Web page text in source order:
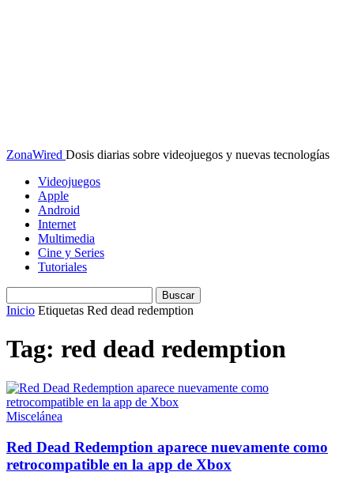
ZonaWired Dosis diarias sobre videojuegos y nuevas tecnologías
Videojuegos
Apple
Android
Internet
Multimedia
Cine y Series
Tutoriales
Inicio Etiquetas Red dead redemption
Tag: red dead redemption
Miscelánea
Red Dead Redemption aparece nuevamente como
retrocompatible en la app de Xbox